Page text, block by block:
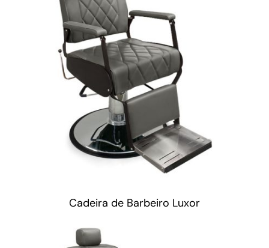
Cadeira de Barbeiro Luxor